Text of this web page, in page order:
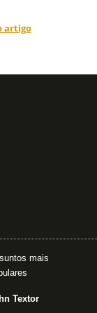
mais
Textor